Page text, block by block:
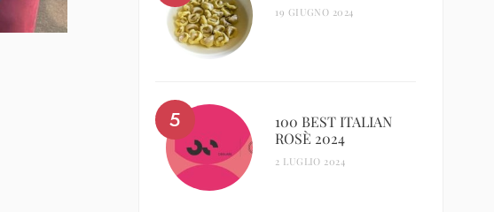
19 GIUGNO 2024
100 BEST ITALIAN
ROSÈ 2024
2 LUGLIO 2024